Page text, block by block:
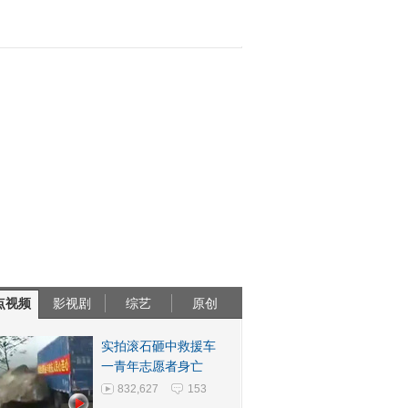
视频 影视剧 综艺 原创
实拍滚石砸中救援车
一青年志愿者身亡
832,627 153